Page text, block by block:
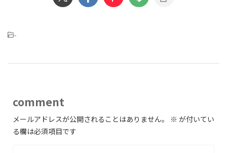
-
comment
メールアドレスが公開されることはありません。 ※ が付いてい
る欄は必須項目です